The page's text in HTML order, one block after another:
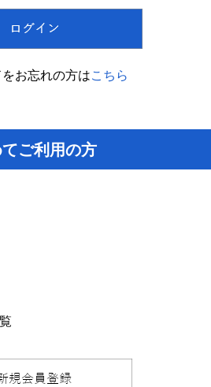
お忘れの方はこちら
ご利用の方